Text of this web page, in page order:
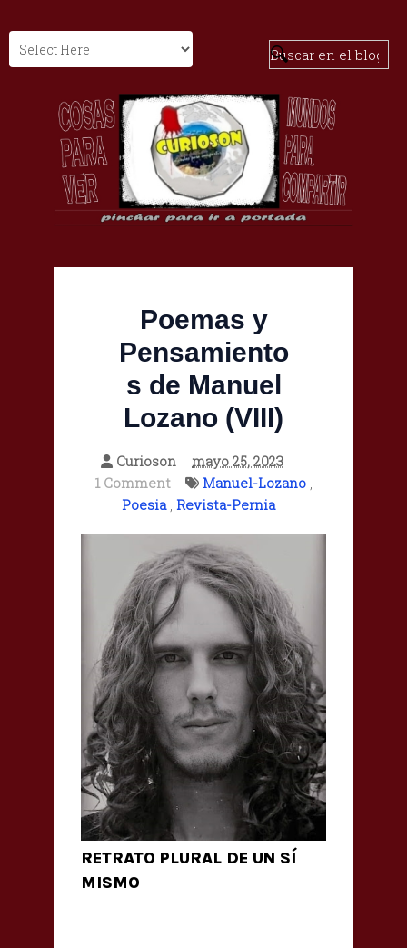
Poemas y
Pensamiento
s de Manuel
Lozano (VIII)
Curioson
mayo 25, 2023
1 Comment
Manuel-Lozano ,
Poesia, Revista-Pernia
RETRATO PLURAL DE UN SÍ
MISMO